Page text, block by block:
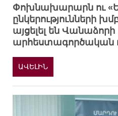
Փոխնախարարն ու
ընկերությունների
այցելել են Վանաձորի
արհեստագործական
ԱՎԵԼԻՆ